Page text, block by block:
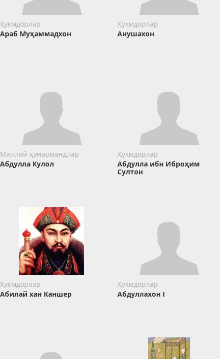
Ҳукмдорлар
Араб Муҳаммадхон
Ҳукмдорлар
Анушахон
Миллий ҳунармандлар
Абдулла Кулол
Ҳукмдорлар
Абдулла ибн Иброҳим
Cултон
Ҳукмдорлар
Абилай хан Каншер
Ҳукмдорлар
Абдуллахон I